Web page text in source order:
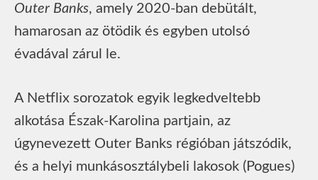
Outer Banks, amely 2020-ban debütált,
hamarosan az ötödik és egyben utolsó
évadával zárul le.
A Netflix sorozatok egyik legkedveltebb
alkotása Észak-Karolina partjain, az
úgynevezett Outer Banks régióban játszódik,
és a helyi munkásosztálybeli lakosok (Pogues)